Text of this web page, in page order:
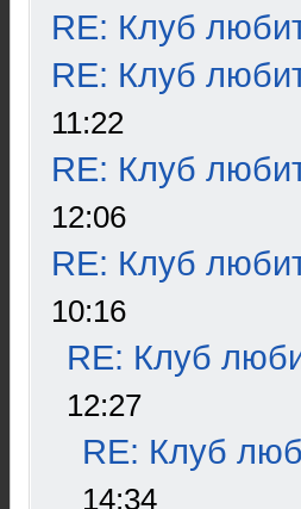
RE: Клуб
RE: Клуб
11:22
RE: Клуб
12:06
RE: Клуб
10:16
RE: Клуб
12:27
RE: Клуб
14:34